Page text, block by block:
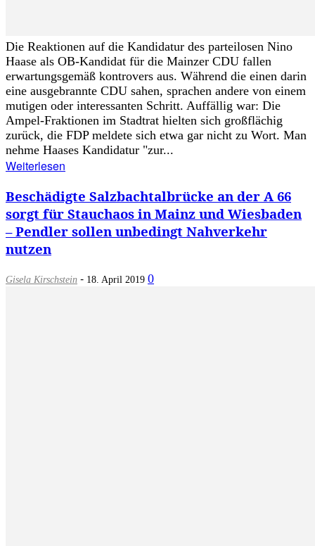
Die Reaktionen auf die Kandidatur des parteilosen Nino
Haase als OB-Kandidat für die Mainzer CDU fallen
erwartungsgemäß kontrovers aus. Während die einen darin
eine ausgebrannte CDU sahen, sprachen andere von einem
mutigen oder interessanten Schritt. Auffällig war: Die
Ampel-Fraktionen im Stadtrat hielten sich großflächig
zurück, die FDP meldete sich etwa gar nicht zu Wort. Man
nehme Haases Kandidatur "zur...
Weiterlesen
Beschädigte Salzbachtalbrücke an der A 66
sorgt für Stauchaos in Mainz und Wiesbaden
– Pendler sollen unbedingt Nahverkehr
nutzen
Gisela Kirschstein - 18. April 2019 0